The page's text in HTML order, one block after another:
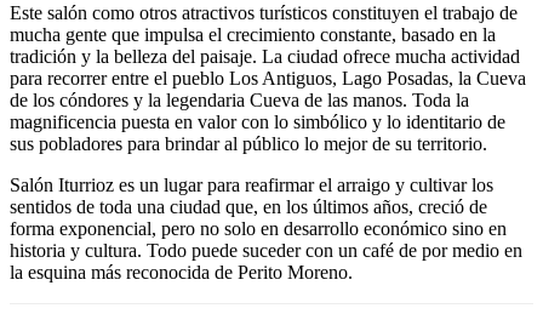
Este salón como otros atractivos turísticos constituyen el trabajo de
mucha gente que impulsa el crecimiento constante, basado en la
tradición y la belleza del paisaje. La ciudad ofrece mucha actividad
para recorrer entre el pueblo Los Antiguos, Lago Posadas, la Cueva
de los cóndores y la legendaria Cueva de las manos. Toda la
magnificencia puesta en valor con lo simbólico y lo identitario de
sus pobladores para brindar al público lo mejor de su territorio.
Salón Iturrioz es un lugar para reafirmar el arraigo y cultivar los
sentidos de toda una ciudad que, en los últimos años, creció de
forma exponencial, pero no solo en desarrollo económico sino en
historia y cultura. Todo puede suceder con un café de por medio en
la esquina más reconocida de Perito Moreno.